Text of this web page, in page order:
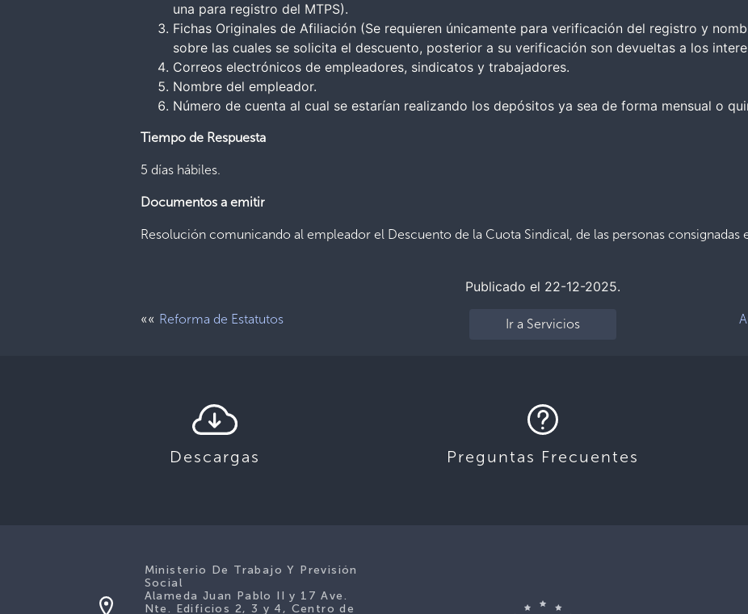
una para registro del MTPS).
Fichas Originales de Afiliación (Se requieren únicamente para verificación del registro y
sobre las cuales se solicita el descuento, posterior a su verificación son devueltas a los
Correos electrónicos de empleadores, sindicatos y trabajadores.
Nombre del empleador.
Número de cuenta al cual se estarían realizando los depósitos ya sea de forma mensual o
Tiempo de Respuesta
5 días hábiles.
Documentos a emitir
Resolución comunicando al empleador el Descuento de la Cuota Sindical, de las personas consignadas
Publicado el 22-12-2025.
«« Reforma de Estatutos Ir a Servicios
Descargas Preguntas Frecuentes
Ministerio De Trabajo Y Previsión
Social
Alameda Juan Pablo II y 17 Ave.
Nte. Edificios 2, 3 y 4, Centro de